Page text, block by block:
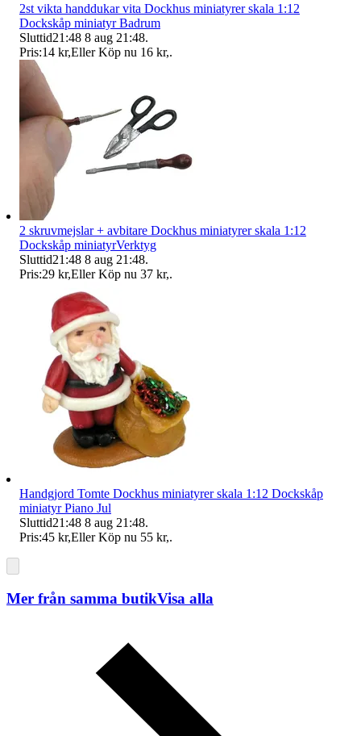
2st vikta handdukar vita Dockhus miniatyrer skala 1:12
Dockskåp miniatyr Badrum
Sluttid21:48 8 aug 21:48.
Pris:14 kr,Eller Köp nu 16 kr,.
2 skruvmejslar + avbitare Dockhus miniatyrer skala 1:12
Dockskåp miniatyrVerktyg
Sluttid21:48 8 aug 21:48.
Pris:29 kr,Eller Köp nu 37 kr,.
Handgjord Tomte Dockhus miniatyrer skala 1:12 Dockskåp
miniatyr Piano Jul
Sluttid21:48 8 aug 21:48.
Pris:45 kr,Eller Köp nu 55 kr,.
Mer från samma butikVisa alla